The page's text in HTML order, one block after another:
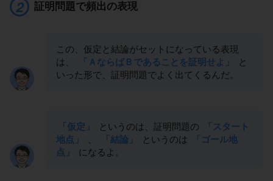
証明問題で頻出の表現
この、仮定と結論がセットになっている表現
は、
「ＡならばＢであることを証明せよ」
と
いった形で、証明問題でよく出てくるんだ。
「仮定」 というのは、証明問題の
「スタート
地点」
「結論」 というのは
「ゴール地
点」
になるよ。